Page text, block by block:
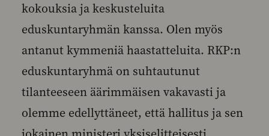
kokouksia ja keskusteluita
eduskuntaryhmän kanssa. Olen myös
antanut kymmeniä haastatteluita. RKP:n
eduskuntaryhmä on suhtautunut
tilanteeseen äärimmäisen vakavasti ja
olemme edellyttäneet, että hallitus ja sen